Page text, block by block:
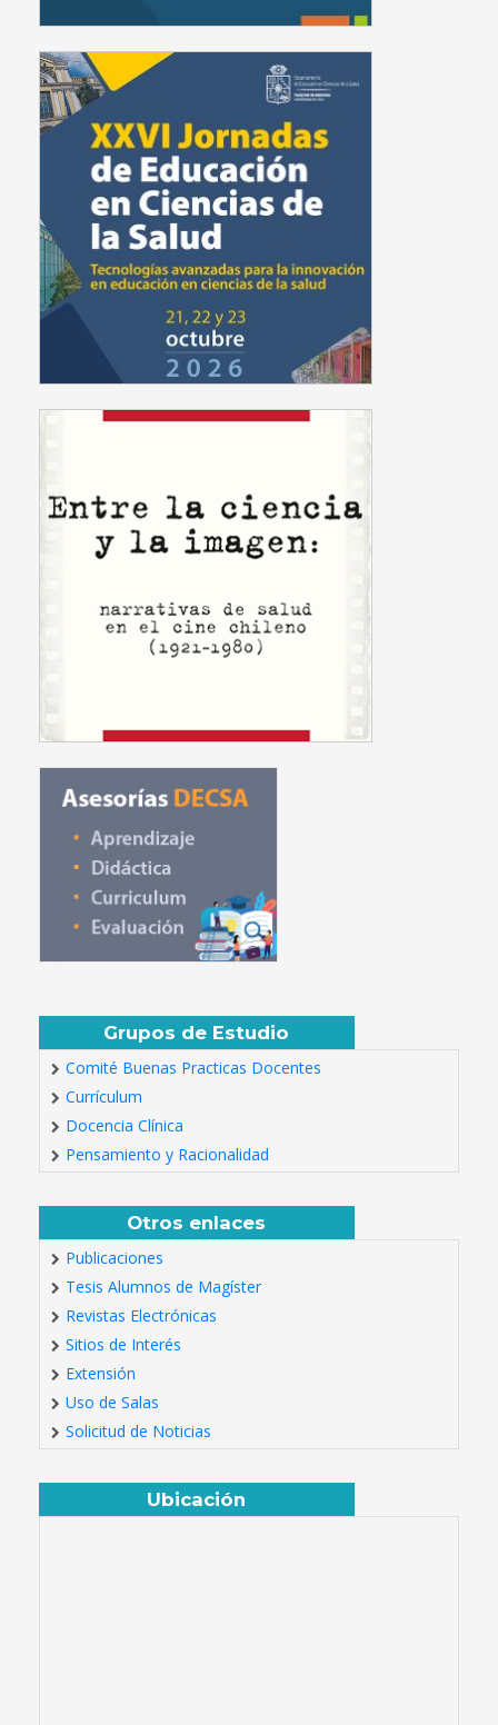
Grupos de Estudio
Comité Buenas Practicas Docentes
Currículum
Docencia Clínica
Pensamiento y Racionalidad
Otros enlaces
Publicaciones
Tesis Alumnos de Magíster
Revistas Electrónicas
Sitios de Interés
Extensión
Uso de Salas
Solicitud de Noticias
Ubicación